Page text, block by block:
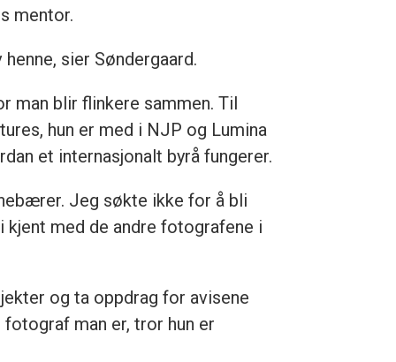
mentor.
sier Søndergaard.
man blir flinkere sammen. Til
hun er med i NJP og Lumina
et internasjonalt byrå fungerer.
Jeg søkte ikke for å bli
kjent med de andre fotografene i
og ta oppdrag for avisene
man er, tror hun er